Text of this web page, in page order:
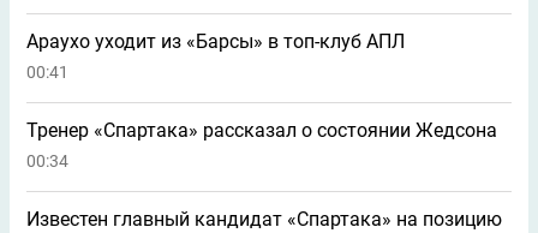
Араухо уходит из «Барсы» в топ-клуб АПЛ
00:41
Тренер «Спартака» рассказал о состоянии Жедсона
00:34
Известен главный кандидат «Спартака» на позицию